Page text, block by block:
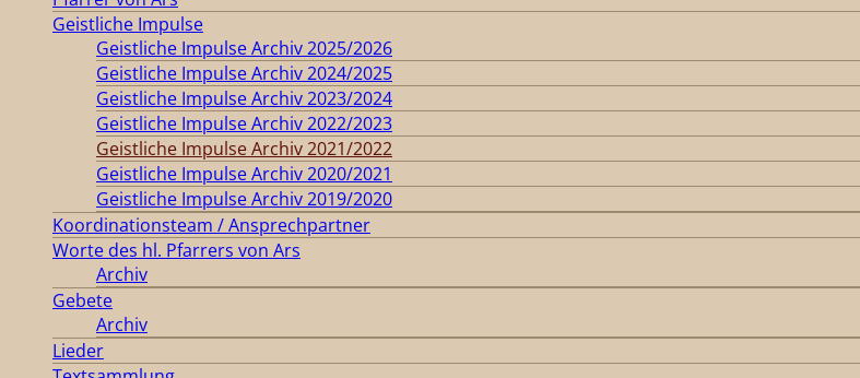
Geistliche Impulse
Geistliche Impulse Archiv 2025/2026
Geistliche Impulse Archiv 2024/2025
Geistliche Impulse Archiv 2023/2024
Geistliche Impulse Archiv 2022/2023
Geistliche Impulse Archiv 2021/2022
Geistliche Impulse Archiv 2020/2021
Geistliche Impulse Archiv 2019/2020
Koordinationsteam / Ansprechpartner
Worte des hl. Pfarrers von Ars
Archiv
Gebete
Archiv
Lieder